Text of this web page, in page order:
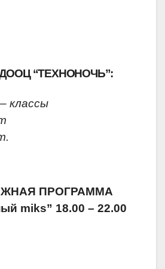
ДООЦ “ТЕХНОНОЧЬ”:
классы
ПРОГРАММА
miks” 18.00 – 22.00